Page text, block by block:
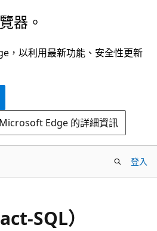
器。
，以利用最新功能、安全性更新
Edge 的詳細資訊
登入
SQL）